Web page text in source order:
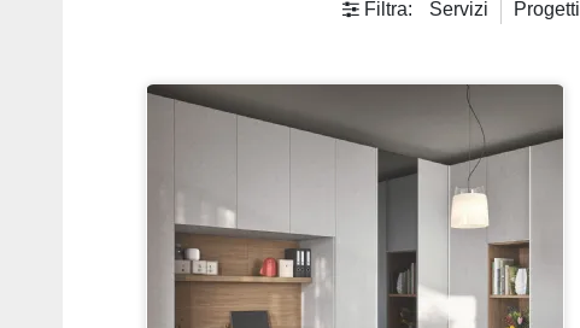
Filtra: Servizi Progetti